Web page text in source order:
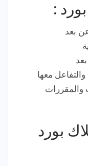
:
بعد
معها
والمقررات
بورد